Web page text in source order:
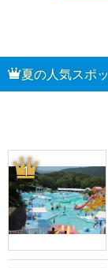
夏の人気スポ
1